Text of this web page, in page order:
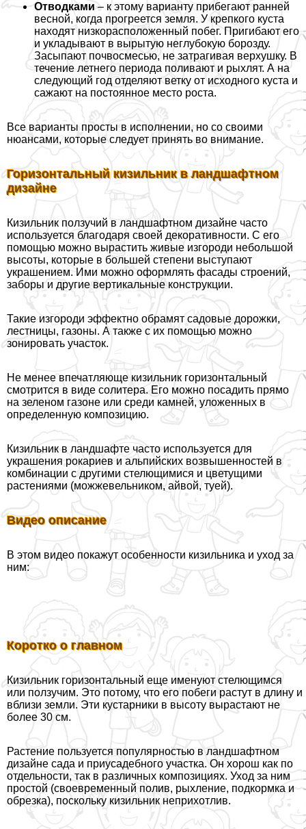
Отводками– к этому варианту прибегают ранней
весной, когда прогреется земля. У крепкого куста
находят низкорасположенный побег. Пригибают его
и укладывают в вырытую неглубокую борозду.
Засыпают почвосмесью, не затрагивая верхушку. В
течение летнего периода поливают и рыхлят. А на
следующий год отделяют ветку от исходного куста и
сажают на постоянное место роста.
Все варианты просты в исполнении, но со своими
нюансами, которые следует принять во внимание.
Горизонтальный кизильник в ландшафтном
дизайне
Кизильник ползучий в ландшафтном дизайне часто
используется благодаря своей декоративности. С его
помощью можно вырастить живые изгороди небольшой
высоты, которые в большей степени выступают
украшением. Ими можно оформлять фасады строений,
заборы и другие вертикальные конструкции.
Такие изгороди эффектно обрамят садовые дорожки,
лестницы, газоны. А также с их помощью можно
зонировать участок.
Не менее впечатляюще кизильник горизонтальный
смотрится в виде солитера. Его можно посадить прямо
на зеленом газоне или среди камней, уложенных в
определенную композицию.
Кизильник в ландшафте часто используется для
украшения рокариев и альпийских возвышенностей в
комбинации с другими стелющимися и цветущими
растениями (можжевельником, айвой, туей).
Видео описание
В этом видео покажут особенности кизильника и уход за
ним:
Коротко о главном
Кизильник горизонтальный еще именуют стелющимся
или ползучим. Это потому, что его побеги растут в длину и
вблизи земли. Эти кустарники в высоту вырастают не
более 30 см.
Растение пользуется популярностью в ландшафтном
дизайне сада и приусадебного участка. Он хорош как по
отдельности, так в различных композициях. Уход за ним
простой (своевременный полив, рыхление, подкормка и
обрезка), поскольку кизильник неприхотлив.